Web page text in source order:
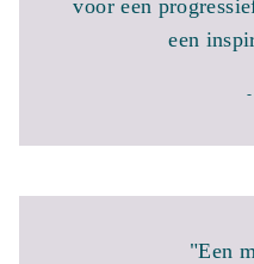
voor een
een
"Een